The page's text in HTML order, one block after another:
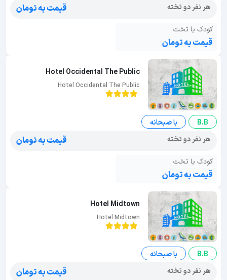
هر نفر دو تخته
قیمت به تومان
کودک با تخت
قیمت به تومان
Hotel Occidental The Public
Hotel Occidental The Public
B.B
با صبحانه
هر نفر دو تخته
قیمت به تومان
کودک با تخت
قیمت به تومان
Hotel Midtown
Hotel Midtown
B.B
با صبحانه
هر نفر دو تخته
قیمت به تومان